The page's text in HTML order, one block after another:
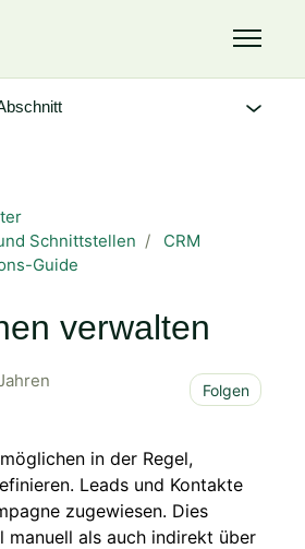
Schnittstellen
CRM
Guide
verwalten
Folgen
in der Regel,
Leads und Kontakte
zugewiesen. Dies
manuell als auch indirekt über